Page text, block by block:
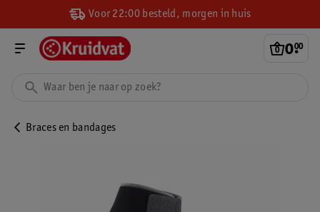
Voor 22:00 besteld, morgen in huis
0.
00
Braces en bandages